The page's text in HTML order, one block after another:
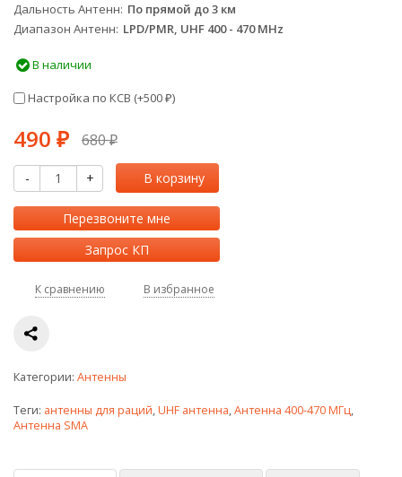
Дальность Антенн По прямой до 3 км
Диапазон Антенн LPD/PMR, UHF 400 - 470 MHz
В наличии
Настройка по КСВ (+500 ₽)
490 ₽ 680₽
- + В корзину
Перезвоните мне
Запрос КП
К сравнению В избранное
Категории: Антенны
Теги: антенны для раций,UHF антенна,Антенна 400-470 МГц,
Антенна SMA